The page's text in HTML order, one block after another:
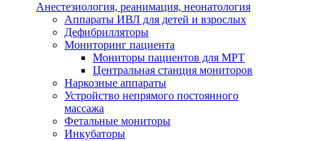
Анестезиология, реанимация, неонатология
Аппараты ИВЛ для детей и взрослых
Дефибрилляторы
Мониторинг пациента
Мониторы пациентов для МРТ
Центральная станция мониторов
Наркозные аппараты
Устройство непрямого постоянного
массажа
Фетальные мониторы
Инкубаторы